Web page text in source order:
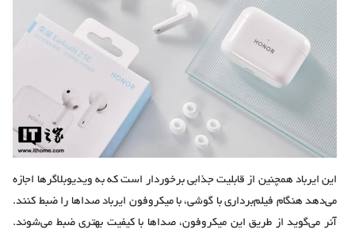
این ایرباد همچنین از قابلیت جذابی برخوردار است که به ویدیوبلاگرها اجازه
می‌دهد هنگام فیلم‌برداری با گوشی، با میکروفون ایرباد صداها را ضبط کنند.
آنر می‌گوید از طریق این میکروفون، صداها با کیفیت بهتری ضبط می‌شوند.